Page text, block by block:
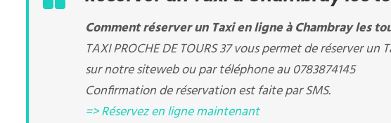
Comment réserver un Taxi en ligne à Chambray les
TAXI PROCHE DE TOURS 37 vous permet de réserver
sur notre siteweb ou par téléphone au 0783874145
Confirmation de réservation est faite par SMS.
=> Réservez en ligne maintenant